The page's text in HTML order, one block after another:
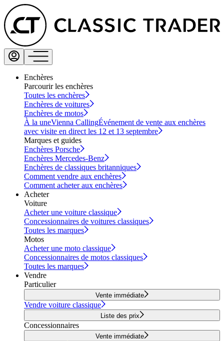
Enchères
Parcourir les enchères
Toutes les enchères
Enchères de voitures
Enchères de motos
À la uneVienna CallingÉvénement de vente aux enchères
avec visite en direct les 12 et 13 septembre
Marques et guides
Enchères Porsche
Enchères Mercedes-Benz
Enchères de classiques britanniques
Comment vendre aux enchères
Comment acheter aux enchères
Acheter
Voiture
Acheter une voiture classique
Concessionnaires de voitures classiques
Toutes les marques
Motos
Acheter une moto classique
Concessionnaires de motos classiques
Toutes les marques
Vendre
Particulier
Vente immédiate
Vendre voiture classique
Liste des prix
Concessionnaires
Vente immédiate